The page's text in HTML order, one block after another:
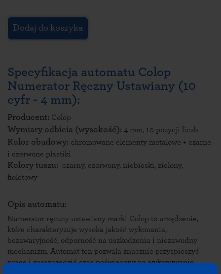
Dodaj do koszyka
Specyfikacja automatu Colop
Numerator Ręczny Ustawiany (10
cyfr - 4 mm):
Producent: Colop
Wymiary odbicia (wysokość): 4 mm, 10 pozycji liczb
Kolor obudowy: chromowane elementy metalowe + czarne
i czerwone plastiki
Kolory tuszu: czarny, czerwony, niebieski, zielony,
fioletowy
Opis automatu:
Numerator ręczny ustawiany marki Colop to urządzenie,
które charakteryzuje wysoka jakość wykonania,
bezawaryjność, odporność na uszkodzenia i niezawodny
mechanizm. Automat ten pozwala znacznie przyspieszyć
pracę i zaoszczędzić czas poświęcony na wykonywanie